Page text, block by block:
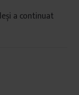
a continuat